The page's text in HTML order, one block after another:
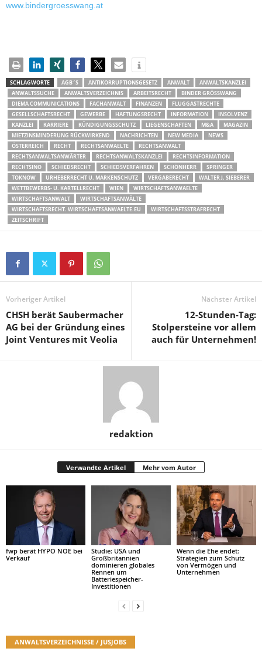
www.bindergroesswang.at
SCHLAGWORTE AGB´S ANTIKORRUPTIONSGESETZ ANWALT
ANWALTSKANZLEI
ANWALTSSUCHE
ANWALTSVERZEICHNIS ARBEITSRECHT
BINDER GRÖSSWANG
DIEMA COMMUNICATIONS
FACHANWALT FINANZEN
FLUGGASTRECHTE
GESELLSCHAFTSRECHT
GEWERBE HAFTUNGSRECHT INFORMATION
INSOLVENZ
KANZLEI
KARRIERE KÜNDIGUNGSSCHUTZ LIEGENSCHAFTEN M&A
MAGAZIN
MIETZINSMINDERUNG RÜCKWIRKEND
NACHRICHTEN NEW MEDIA
NEWS
ÖSTERREICH
RECHT RECHTSANWAELTE
RECHTSANWALT
RECHTSANWALTSANWÄRTER
RECHTSANWALTSKANZLEI
RECHTSINFORMATION
RECHTSINO
SCHIEDSRECHT SCHIEDSVERFAHREN SCHÖNHERR
SPRINGER
TOKNOW
URHEBERRECHT U. MARKENSCHUTZ VERGABERECHT
WALTER J. SIEBERER
WETTBEWERBS- U. KARTELLRECHT
WIEN
WIRTSCHAFTSANWAELTE
WIRTSCHAFTSANWALT
WIRTSCHAFTSANWÄLTE
WIRTSCHAFTSRECHT. WIRTSCHAFTSANWAELTE.EU
WIRTSCHAFTSSTRAFRECHT
ZEITSCHRIFT
Vorheriger Artikel
CHSH berät Saubermacher
AG bei der Gründung eines
Joint Ventures mit Veolia
Nächster Artikel
12-Stunden-Tag:
Stolpersteine vor allem
auch für Unternehmen!
redaktion
Verwandte Artikel Mehr vom Autor
fwp berät HYPO NOE bei
Verkauf
Studie: USA und
Großbritannien
dominieren globales
Rennen um
Batteriespeicher-
Investitionen
Wenn die Ehe endet:
Strategien zum Schutz
von Vermögen und
Unternehmen
ANWALTSVERZEICHNISSE / JUSJOBS